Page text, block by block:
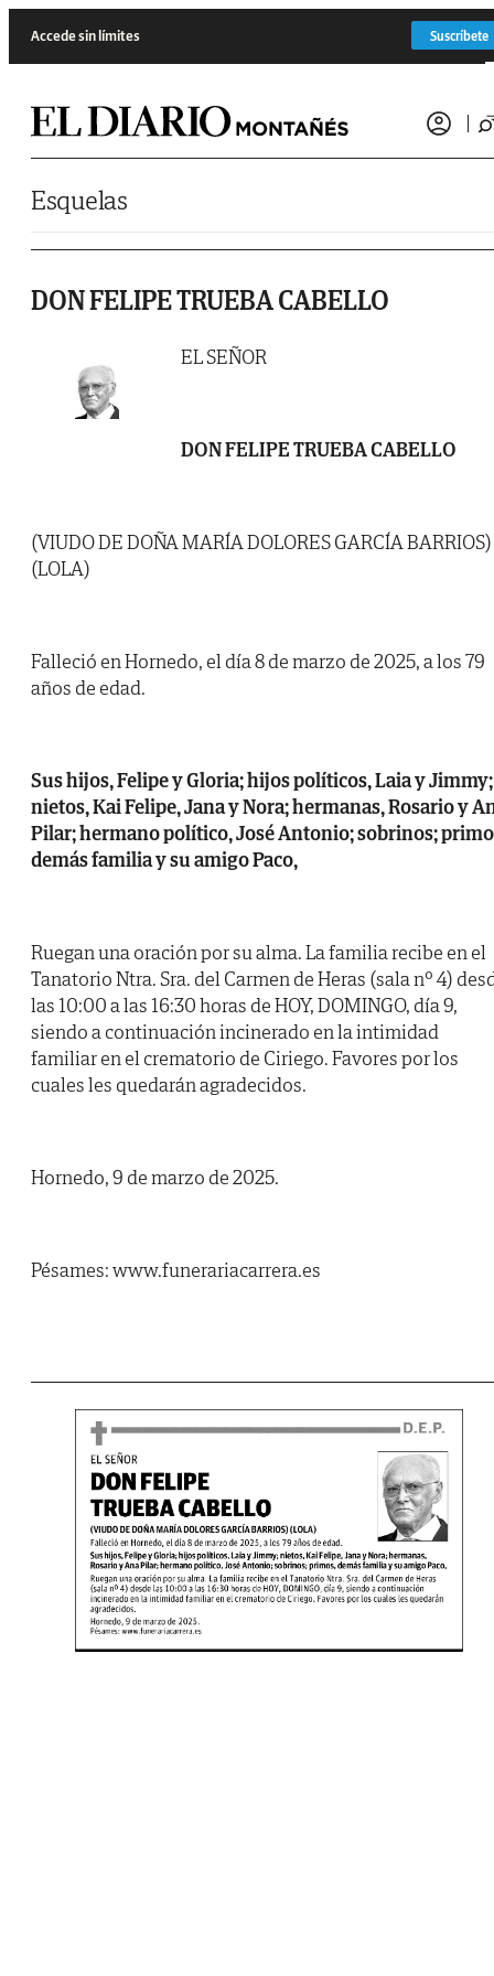
Accede sin límites Suscríbete
Esquelas
DON FELIPE TRUEBA CABELLO
EL SEÑOR
DON FELIPE TRUEBA CABELLO
(VIUDO DE DOÑA MARÍA DOLORES GARCÍA BARRIOS)
(LOLA)
Falleció en Hornedo, el día 8 de marzo de 2025, a los 79
años de edad.
Sus hijos, Felipe y Gloria; hijos políticos, Laia y Jimmy;
nietos, Kai Felipe, Jana y Nora; hermanas, Rosario y
Pilar; hermano político, José Antonio; sobrinos;
demás familia y su amigo Paco,
Ruegan una oración por su alma. La familia recibe en el
Tanatorio Ntra. Sra. del Carmen de Heras (sala nº 4)
las 10:00 a las 16:30 horas de HOY, DOMINGO, día 9,
siendo a continuación incinerado en la intimidad
familiar en el crematorio de Ciriego. Favores por los
cuales les quedarán agradecidos.
Hornedo, 9 de marzo de 2025.
Pésames: www.funerariacarrera.es